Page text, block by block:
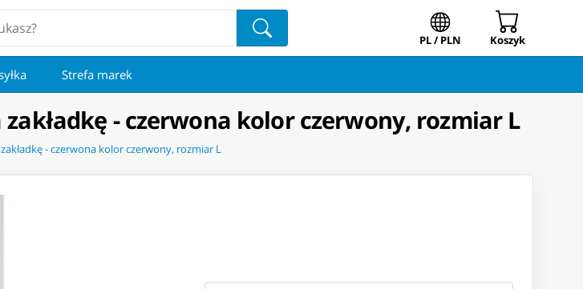
PL / PLN Koszyk
Strefa marek
- czerwona kolor czerwony, rozmiar L
- czerwona kolor czerwony, rozmiar L